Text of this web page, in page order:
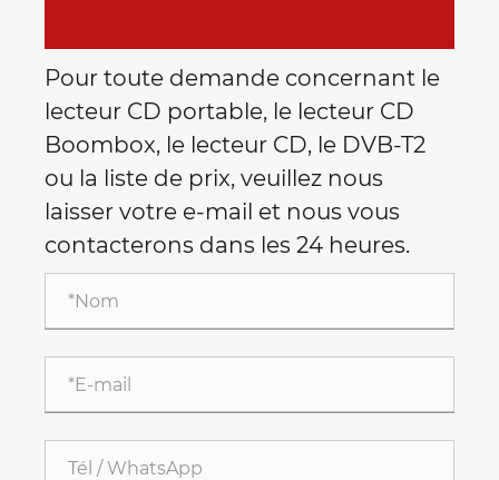
Pour toute demande concernant le
lecteur CD portable, le lecteur CD
Boombox, le lecteur CD, le DVB-T2
ou la liste de prix, veuillez nous
laisser votre e-mail et nous vous
contacterons dans les 24 heures.